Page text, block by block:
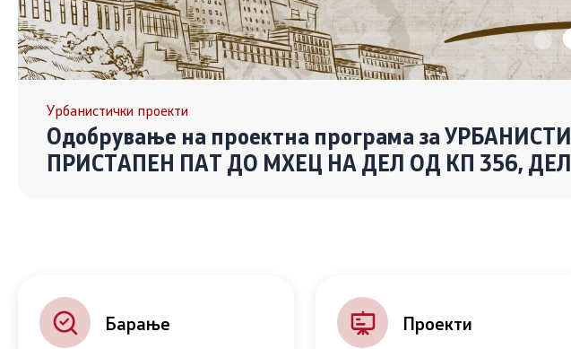
Урбанистички проекти
Одобрување на проектна програма за
ПРИСТАПЕН ПАТ ДО МХЕЦ НА ДЕЛ ОД КП 356,
Барање Проекти